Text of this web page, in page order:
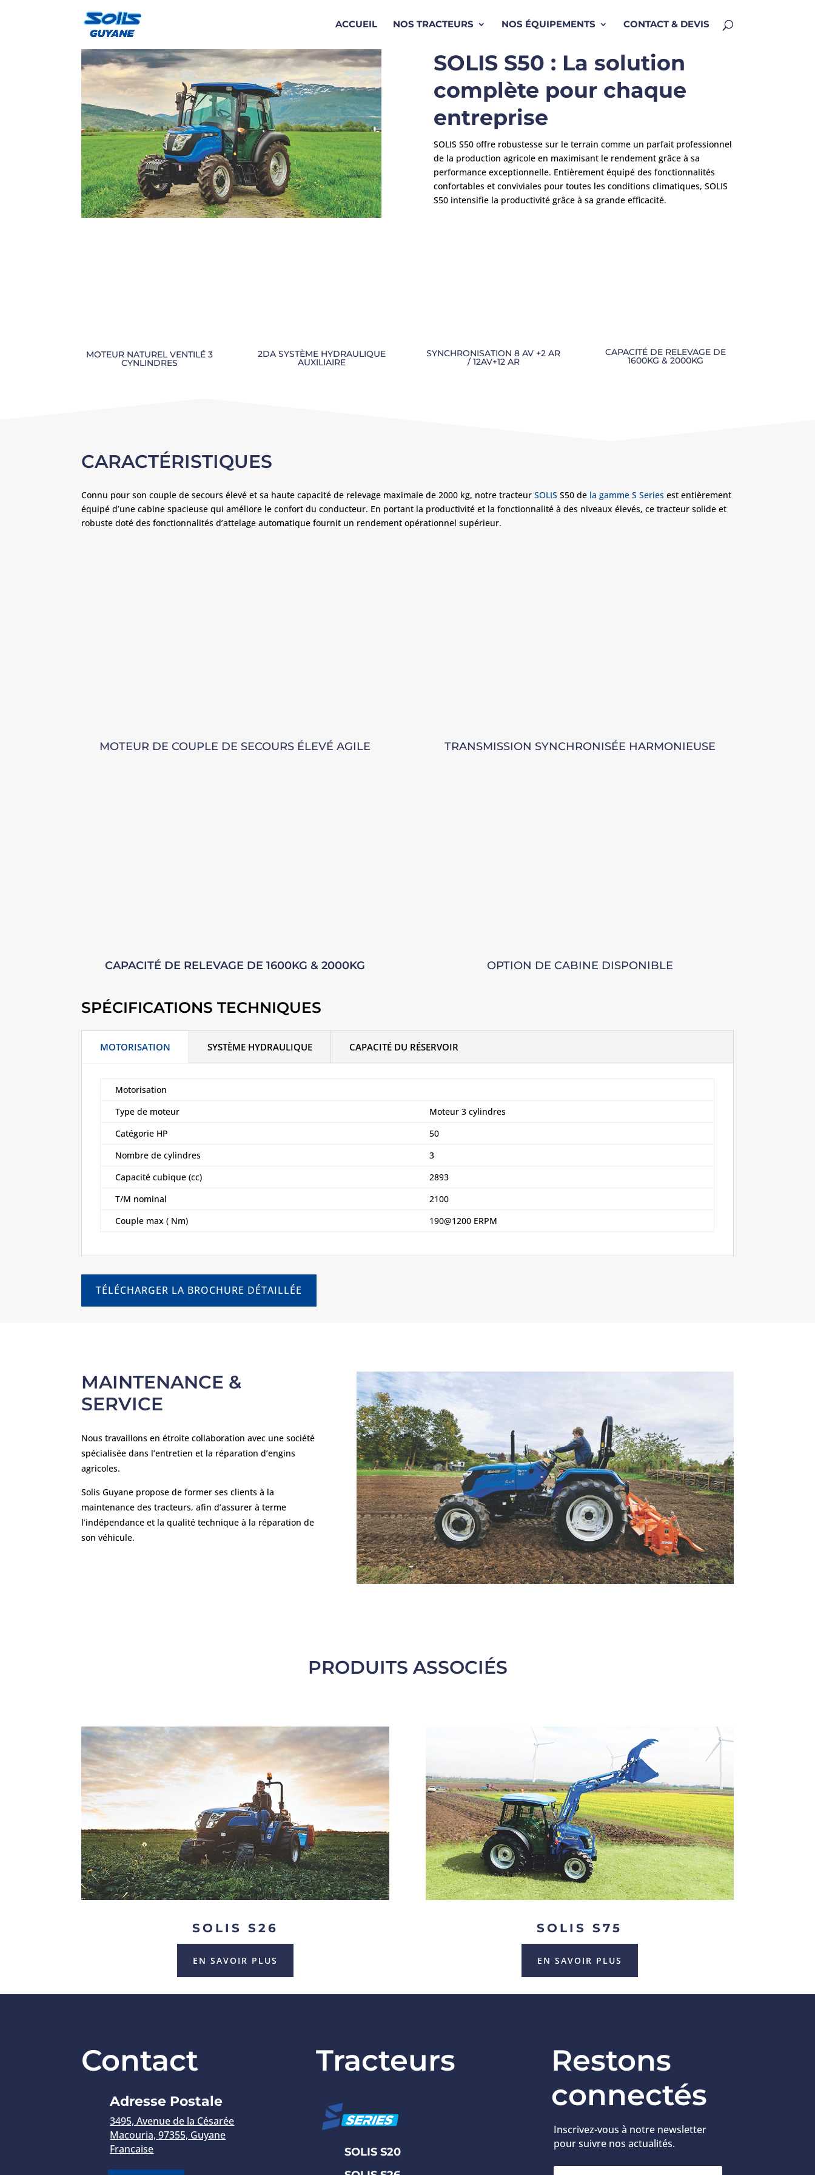
ACCUEIL NOS TRACTEURS NOS ÉQUIPEMENTS CONTACT & DEVIS
SOLIS S50 : La solution
complète pour chaque
entreprise
SOLIS S50 offre robustesse sur le terrain comme un parfait professionnel
de la production agricole en maximisant le rendement grâce à sa
performance exceptionnelle. Entièrement équipé des fonctionnalités
confortables et conviviales pour toutes les conditions climatiques, SOLIS
S50 intensifie la productivité grâce à sa grande efficacité.
MOTEUR NATUREL VENTILÉ 3
CYNLINDRES
2DA SYSTÈME HYDRAULIQUE
AUXILIAIRE
SYNCHRONISATION 8 AV +2 AR
/ 12AV+12 AR
CAPACITÉ DE RELEVAGE DE
1600KG & 2000KG
CARACTÉRISTIQUES
Connu pour son couple de secours élevé et sa haute capacité de relevage maximale de 2000 kg, notre tracteurSOLIS S50 de la gamme S Series est entièrement
équipé d’une cabine spacieuse qui améliore le confort du conducteur. En portant la productivité et la fonctionnalité à des niveaux élevés, ce tracteur solide et
robuste doté des fonctionnalités d’attelage automatique fournit un rendement opérationnel supérieur.
MOTEUR DE COUPLE DE SECOURS ÉLEVÉ AGILE TRANSMISSION SYNCHRONISÉE HARMONIEUSE
CAPACITÉ DE RELEVAGE DE 1600KG & 2000KG OPTION DE CABINE DISPONIBLE
SPÉCIFICATIONS TECHNIQUES
MOTORISATION SYSTÈME HYDRAULIQUE CAPACITÉ DU RÉSERVOIR
Motorisation
Type de moteur
Moteur 3 cylindres
Catégorie HP
50
Nombre de cylindres
3
Capacité cubique (cc)
2893
T/M nominal
2100
Couple max ( Nm)
190@1200 ERPM
TÉLÉCHARGER LA BROCHURE DÉTAILLÉE
MAINTENANCE &
SERVICE
Nous travaillons en étroite collaboration avec une société
spécialisée dans l’entretien et la réparation d’engins
agricoles.
Solis Guyane propose de former ses clients à la
maintenance des tracteurs, afin d’assurer à terme
l’indépendance et la qualité technique à la réparation de
son véhicule.
PRODUITS ASSOCIÉS
SOLIS S26
EN SAVOIR PLUS
SOLIS S75
EN SAVOIR PLUS
Contact
Adresse Postale
3495, Avenue de la Césarée
Macouria,97355, Guyane
Francaise
Tracteurs
SOLIS S20
Restons
connectés
Inscrivez-vous à notre newsletter
pour suivre nos actualités.